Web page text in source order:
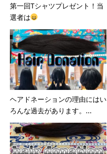
第一回Tシャツプレゼント！当
選者は
ヘアドネーションの理由にはい
ろんな過去があります。...